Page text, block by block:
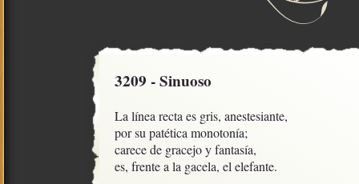
3209 - Sinuoso
La línea recta es gris, anestesiante,
por su patética monotonía;
carece de gracejo y fantasía,
es, frente a la gacela, el elefante.